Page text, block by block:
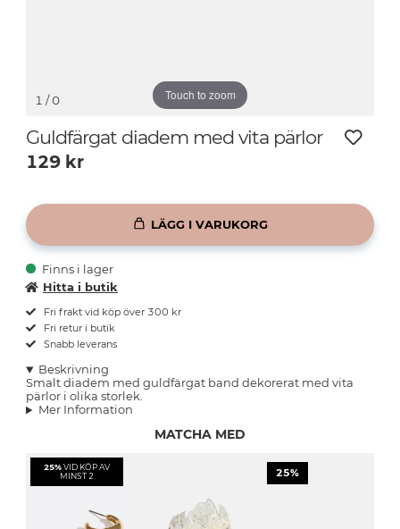
Touch to zoom
1 / 0
Guldfärgat diadem med vita pärlor
129 kr
LÄGG I VARUKORG
Finns i lager
Hitta i butik
Fri frakt vid köp över 300 kr
Fri retur i butik
Snabb leverans
Beskrivning
Smalt diadem med guldfärgat band dekorerat med vita
pärlor i olika storlek.
Mer Information
MATCHA MED
25% VID KÖP AV
MINST 2
25%